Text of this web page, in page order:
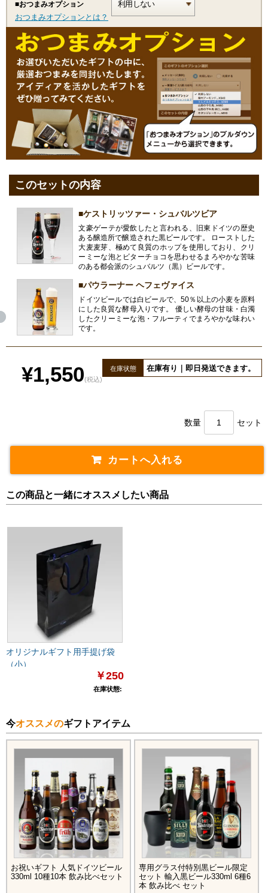
■おつまみオプション
おつまみオプションとは？
このセットの内容
■ケストリッツァー・シュバルツビア
文豪ゲーテが愛飲したと言われる、旧東ドイツの歴史
ある醸造所で醸造された黒ビールです。 ローストした
大麦麦芽、極めて良質のホップを使用しており、クリ
ーミーな泡とビターチョコを思わせるまろやかな苦味
のある都会派のシュバルツ（黒）ビールです。
■パウラーナー ヘフェヴァイス
ドイツビールでは白ビールで、50％以上の小麦を原料
にした良質な酵母入りです。 優しい酵母の甘味・白濁
したクリーミーな泡・フルーティでまろやかな味わい
です。
在庫状態 在庫有り｜即日発送できます。
¥1,550(税込)
数量 セット
この商品と一緒にオススメしたい商品
オリジナルギフト用手提げ袋
（小）
￥250
在庫状態:
今オススメのギフトアイテム
お祝いギフト 人気ドイツビール
330ml 10種10本 飲み比べセット
専用グラス付特別黒ビール限定
セット 輸入黒ビール330ml 6種6
本 飲み比べ セット